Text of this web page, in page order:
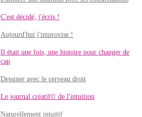
C'est décidé, j'écris !
Aujourd'hui j'improvise !
Il était une fois, une histoire pour changer de
cap
Dessiner avec le cerveau droit
Le journal créatif© de l'intuition
Naturellement intuitif